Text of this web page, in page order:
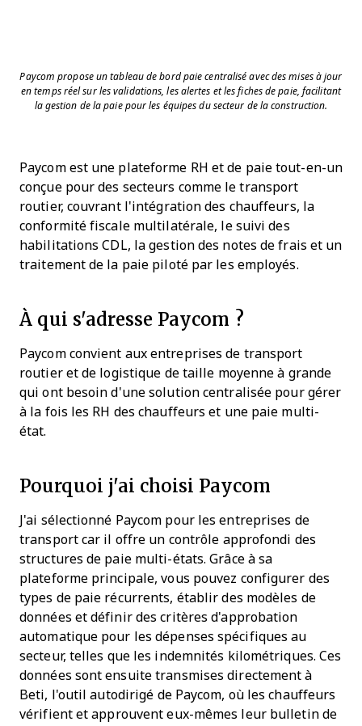
Paycom propose un tableau de bord paie centralisé avec des mises à jour
en temps réel sur les validations, les alertes et les fiches de paie, facilitant
la gestion de la paie pour les équipes du secteur de la construction.
Paycom est une plateforme RH et de paie tout-en-un
conçue pour des secteurs comme le transport
routier, couvrant l'intégration des chauffeurs, la
conformité fiscale multilatérale, le suivi des
habilitations CDL, la gestion des notes de frais et un
traitement de la paie piloté par les employés.
À qui s'adresse Paycom ?
Paycom convient aux entreprises de transport
routier et de logistique de taille moyenne à grande
qui ont besoin d'une solution centralisée pour gérer
à la fois les RH des chauffeurs et une paie multi-
état.
Pourquoi j'ai choisi Paycom
J'ai sélectionné Paycom pour les entreprises de
transport car il offre un contrôle approfondi des
structures de paie multi-états. Grâce à sa
plateforme principale, vous pouvez configurer des
types de paie récurrents, établir des modèles de
données et définir des critères d'approbation
automatique pour les dépenses spécifiques au
secteur, telles que les indemnités kilométriques. Ces
données sont ensuite transmises directement à
Beti, l'outil autodirigé de Paycom, où les chauffeurs
vérifient et approuvent eux-mêmes leur bulletin de